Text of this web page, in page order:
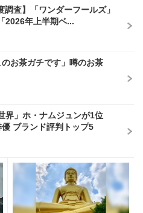
調査】「ワンダーフールズ」
2026年上半期ベ...
お茶ガチです」噂のお茶
界」ホ・ナムジュンが1位
ブランド評判トップ5